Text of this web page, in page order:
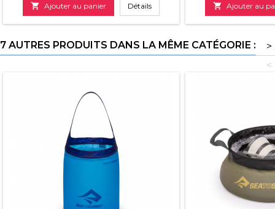
 Ajouter au panier Détails  Ajouter au
7 AUTRES PRODUITS DANS LA MÊME CATÉGORIE :
>
<